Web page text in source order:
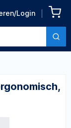
Login
den Produktdetails